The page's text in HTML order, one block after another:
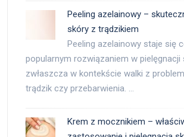
Peeling azelainowy –
skóry z trądzikiem
Peeling azelainowy staje się
popularnym rozwiązaniem w pielęgnacji
zwłaszcza w kontekście walki z
trądzik czy przebarwienia. …
Krem z mocznikiem –